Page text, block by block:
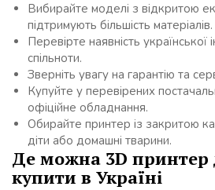
Вибирайте моделі з відкритою
підтримують більшість матеріалів.
Перевірте наявність української
спільноти.
Зверніть увагу на гарантію та
Купуйте у перевірених
офіційне обладнання.
Обирайте принтер із закритою
діти або домашні тварини.
Де можна 3D принтер
купити в Україні